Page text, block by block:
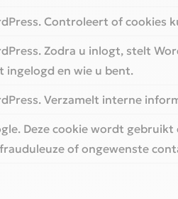
Controleert of cookies
Zodra u inlogt, stelt
ingelogd en wie u bent.
Verzamelt interne
Deze cookie wordt
of ongewenste